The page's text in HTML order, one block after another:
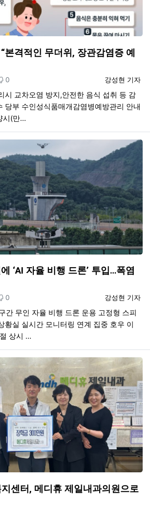
본격적인 무더위, 장관감염증 예
등록자
강성현 기자
비추천
0
시 교차오염 방지,안전한 음식 섭취 등 감
당부 수인성식품매개감염병예방관리 안내
시(만…
‘AI 자율 비행 드론’ 투입…폭염
등록자
강성현 기자
비추천
0
간 무인 자율 비행 드론 운용 고정형 스피
황실 실시간 모니터링 연계 집중 호우 이
상시 …
센터, 메디휴 제일내과의원으로